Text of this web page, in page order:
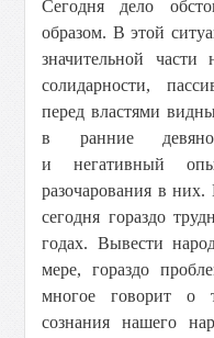
Сегодня дело
образом. В этой
значительной
солидарности,
перед властями
в ранние
и негативный
разочарования в
сегодня гораздо
годах. Вывести
мере, гораздо
многое говорит о
сознания нашего